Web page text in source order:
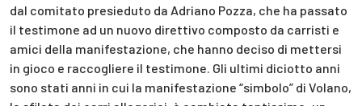
dal comitato presieduto da Adriano Pozza, che ha passato
il testimone ad un nuovo direttivo composto da carristi e
amici della manifestazione, che hanno deciso di mettersi
in gioco e raccogliere il testimone. Gli ultimi diciotto anni
sono stati anni in cui la manifestazione “simbolo” di Volano,